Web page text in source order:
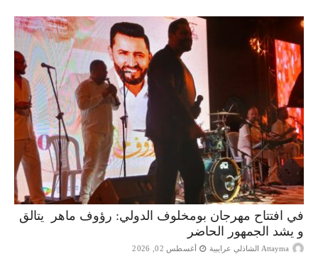
في افتتاح مهرجان بومخلوف الدولي: رؤوف ماهر يتالق
و يشد الجمهور الحاضر
Attayma الشاذلي عرايبية أغسطس 02, 2026